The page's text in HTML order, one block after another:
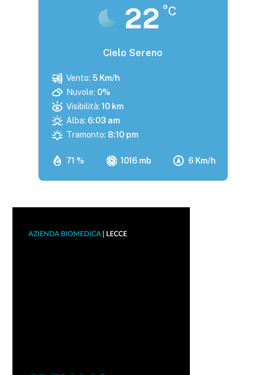
22 °C
Cielo Sereno
71 % 1016 mb 6 Km/h
Vento: 5 Km/h
Nuvole: 0%
Visibilità: 10 km
Alba: 6:03 am
Tramonto: 8:10 pm